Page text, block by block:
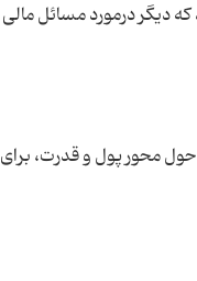
دیگر درمورد مسائل مالی
محور پول و قدرت، برای